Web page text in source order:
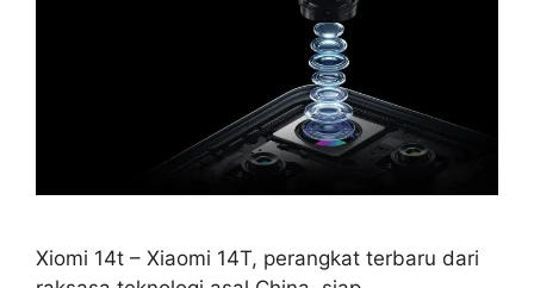
Xiomi 14t – Xiaomi 14T, perangkat terbaru dari